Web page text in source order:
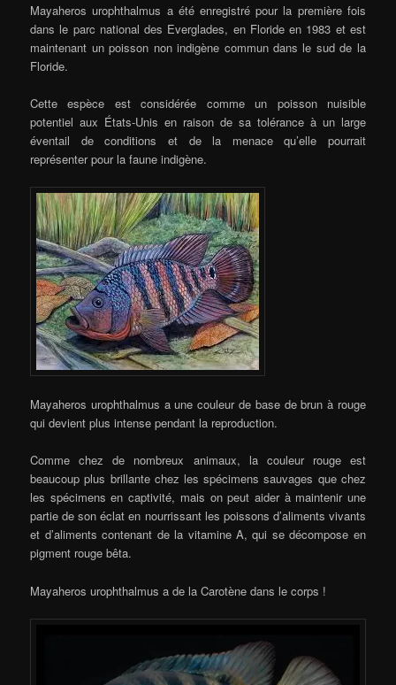
Mayaheros urophthalmus a été enregistré pour la première fois
dans le parc national des Everglades, en Floride en 1983 et est
maintenant un poisson non indigène commun dans le sud de la
Floride.
Cette espèce est considérée comme un poisson nuisible
potentiel aux États-Unis en raison de sa tolérance à un large
éventail de conditions et de la menace qu’elle pourrait
représenter pour la faune indigène.
Mayaheros urophthalmus a une couleur de base de brun à rouge
qui devient plus intense pendant la reproduction.
Comme chez de nombreux animaux, la couleur rouge est
beaucoup plus brillante chez les spécimens sauvages que chez
les spécimens en captivité, mais on peut aider à maintenir une
partie de son éclat en nourrissant les poissons d’aliments vivants
et d’aliments contenant de la vitamine A, qui se décompose en
pigment rouge bêta.
Mayaheros urophthalmus a de la Carotène dans le corps !